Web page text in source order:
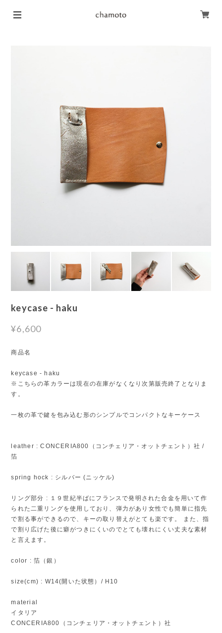
keycase - haku
¥6,600
商品名
keycase - haku
※こちらの革カラーは現在の在庫がなくなり次第販売終了となりま
す。
一枚の革で鍵を包み込む形のシンプルでコンパクトなキーケース
leather : CONCERIA800（コンチェリア・オットチェント）社 /
箔
spring hock : シルバー (ニッケル)
リング部分 : １９世紀半ばにフランスで発明された合金を用いて作
られた二重リングを使用しており、弾力があり女性でも簡単に指先
で割る事ができるので、キーの取り替えがとても楽です。 また、指
で割り広げた後に癖がつきにくいのでとても壊れにくい丈夫な素材
と言えます。
color : 箔（銀）
size(cm) : W14(開いた状態）/ H10
material
イタリア
CONCERIA800（コンチェリア・オットチェント）社